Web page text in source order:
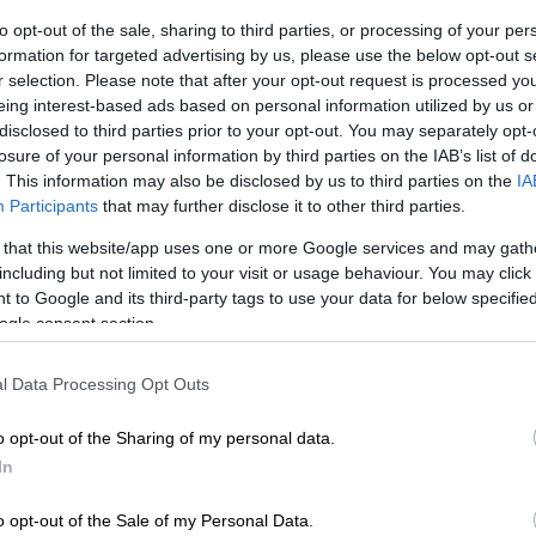
opt-out of the sale, sharing to third parties, or processing of your
for targeted advertising by us, please use the below opt-out
selection. Please note that after your opt-out request is processed
interest-based ads based on personal information utilized by us
to third parties prior to your opt-out. You may separately
of your personal information by third parties on the IAB’s list of
This information may also be disclosed by us to third parties on the
Participants that may further disclose it to other third parties.
that this website/app uses one or more Google services and may
but not limited to your visit or usage behaviour. You may
to Google and its third-party tags to use your data for below
consent section.
Data Processing Opt Outs
opt-out of the Sharing of my personal data.
opt-out of the Sale of my Personal Data.
το ΕΘΝΟΣ στη Google
στο ευρύ κοινό είχε, χθες Τετάρτη
του Α’ Ημιτελικού που έφερε τον
της70ής Eurovision